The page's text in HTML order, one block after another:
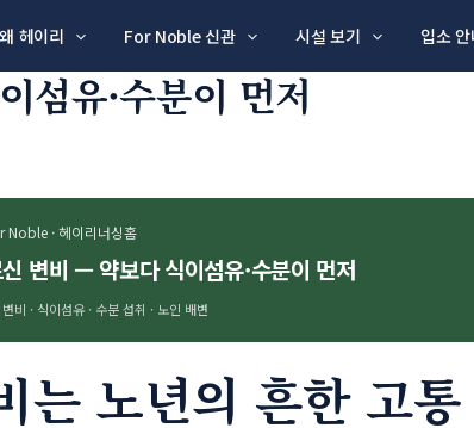
왜 헤이리 For Noble 신관 시설 보기 입소 안
섬유·수분이 먼저
Noble · 헤이리너싱홈
변비 — 약보다 식이섬유·수분이 먼저
비 · 식이섬유 · 수분 섭취 · 노인 배변
는 노년의 흔한 고통